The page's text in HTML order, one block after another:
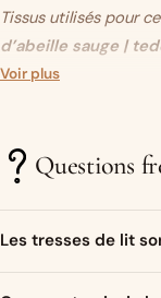
Tissus utilisés pour
d’abeille sauge |
Vous aimez ce
tresse de lit (ou tour
est devenue un
Voir plus
Questions
Les tresses de lit